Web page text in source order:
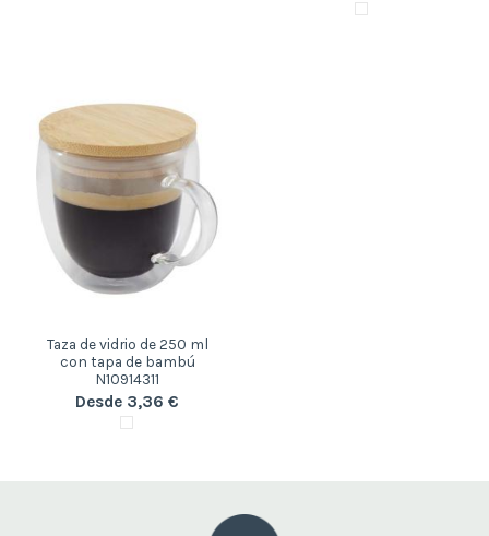
Taza de vidrio de 250 ml
con tapa de bambú
N10914311
Desde 3,36 €